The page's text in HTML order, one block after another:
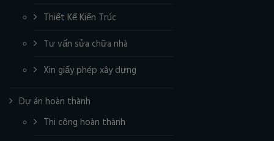
Thiết Kế Kiến Trúc
Tư vấn sửa chữa nhà
Xin giấy phép xây dựng
Dự án hoàn thành
Thi công hoàn thành